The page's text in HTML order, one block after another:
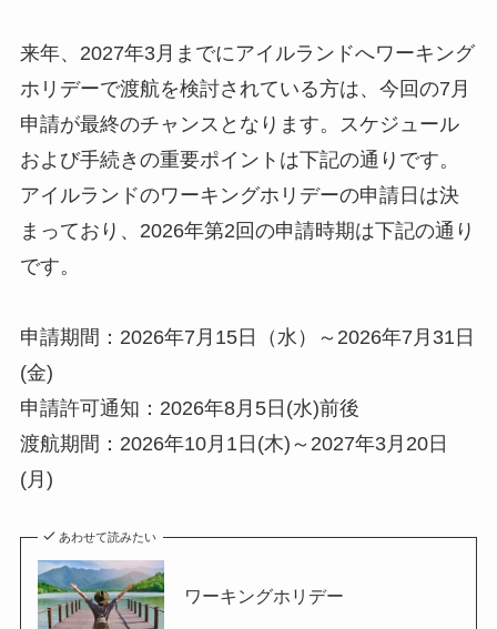
来年、2027年3月までにアイルランドへワーキング
ホリデーで渡航を検討されている方は、今回の7月
申請が最終のチャンスとなります。スケジュール
および手続きの重要ポイントは下記の通りです。
アイルランドのワーキングホリデーの申請日は決
まっており、2026年第2回の申請時期は下記の通り
です。
申請期間：2026年7月15日（水）～2026年7月31日
(金)
申請許可通知：2026年8月5日(水)前後
渡航期間：2026年10月1日(木)～2027年3月20日
(月)
あわせて読みたい
ワーキングホリデー